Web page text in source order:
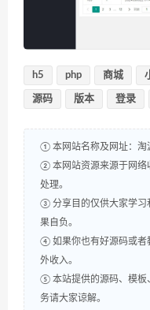
h5 php 商城
源码 版本 登录
① 本网站名称及网址：淘
② 本网站资源来源于网络
处理。
③ 分享目的仅供大家学习
果自负。
④ 如果你也有好源码或者
外收入。
⑤ 本站提供的源码、模板
务请大家谅解。